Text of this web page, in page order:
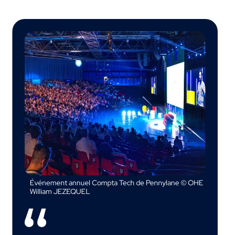
Événement annuel Compta Tech de Pennylane © OHE
William JEZEQUEL